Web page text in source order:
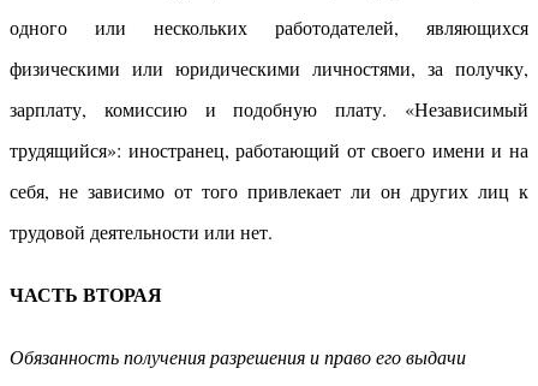
одного или нескольких работодателей, являющихся
физическими или юридическими личностями, за получку,
зарплату, комиссию и подобную плату. «Независимый
трудящийся»: иностранец, работающий от своего имени и на
себя, не зависимо от того привлекает ли он других лиц к
трудовой деятельности или нет.
ЧАСТЬ ВТОРАЯ
Обязанность получения разрешения и право его выдачи